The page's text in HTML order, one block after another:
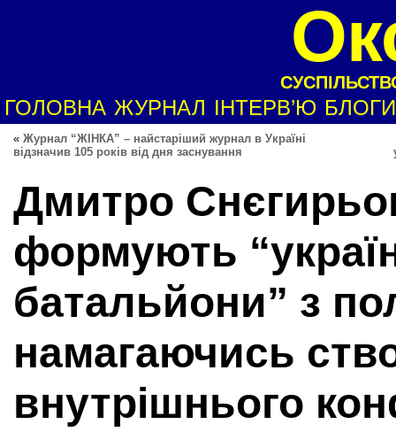
ГОЛОВНА ЖУРНАЛ ІНТЕРВ’Ю БЛОГИ
« Журнал “ЖІНКА” – найстаріший журнал в Україні
відзначив 105 років від дня заснування
Дмитро
формують
батальйони” з
намагаючись
внутрішнього